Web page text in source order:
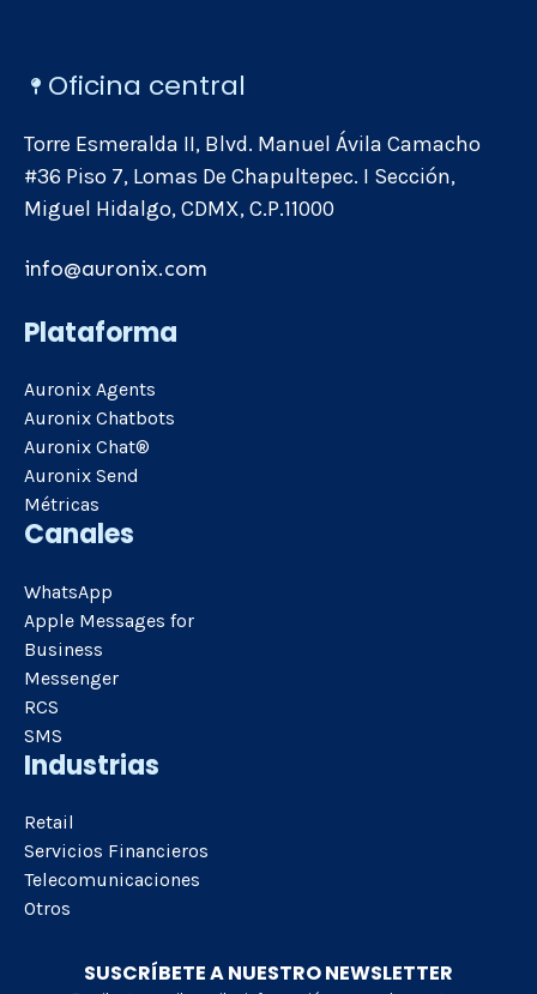
Oficina central
Torre Esmeralda II, Blvd. Manuel Ávila Camacho
#36 Piso 7, Lomas De Chapultepec. I Sección,
Miguel Hidalgo, CDMX, C.P.11000
info@auronix.com
Plataforma
Auronix Agents
Auronix Chatbots
Auronix Chat®
Auronix Send
Métricas
Canales
WhatsApp
Apple Messages for
Business
Messenger
RCS
SMS
Industrias
Retail
Servicios Financieros
Telecomunicaciones
Otros
SUSCRÍBETE A NUESTRO NEWSLETTER